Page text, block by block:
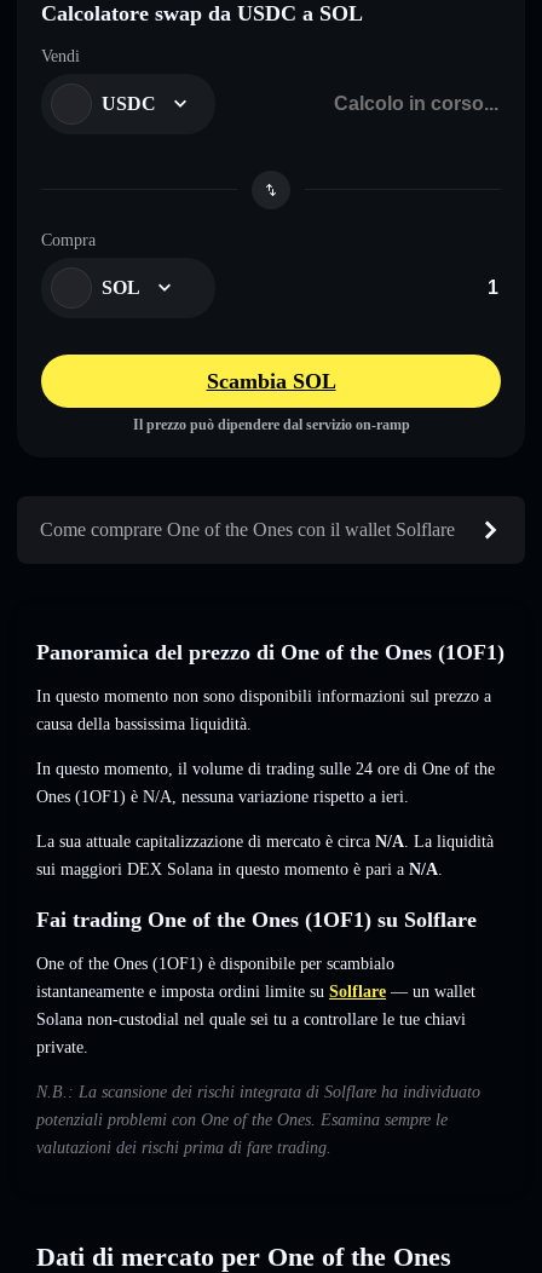
Calcolatore swap da USDC a SOL
Vendi
USDC
Compra
SOL
Scambia SOL
Il prezzo può dipendere dal servizio on-ramp
Come comprare One of the Ones con il wallet Solflare
Panoramica del prezzo di One of the Ones (1OF1)
In questo momento non sono disponibili informazioni sul prezzo a
causa della bassissima liquidità.
In questo momento, il volume di trading sulle 24 ore di One of the
Ones (1OF1) è N/A, nessuna variazione rispetto a ieri.
La sua attuale capitalizzazione di mercato è circa N/A. La liquidità
sui maggiori DEX Solana in questo momento è pari a N/A.
Fai trading One of the Ones (1OF1) su Solflare
One of the Ones (1OF1) è disponibile per scambialo
istantaneamente e imposta ordini limite su Solflare — un wallet
Solana non-custodial nel quale sei tu a controllare le tue chiavi
private.
N.B.: La scansione dei rischi integrata di Solflare ha individuato
potenziali problemi con One of the Ones. Esamina sempre le
valutazioni dei rischi prima di fare trading.
Dati di mercato per One of the Ones